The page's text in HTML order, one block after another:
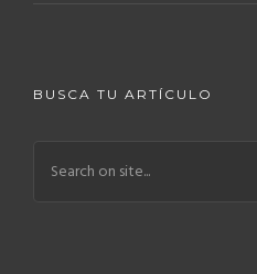
BUSCA TU ARTÍCULO